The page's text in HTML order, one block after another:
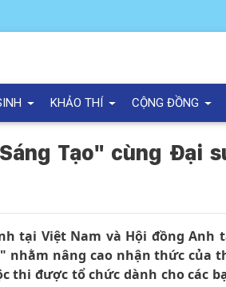
KHẢO THÍ CỘNG ĐỒNG
Tạo" cùng Đại
tại Việt Nam và Hội đồng Anh
nhằm nâng cao nhận thức của
thi được tổ chức dành cho các